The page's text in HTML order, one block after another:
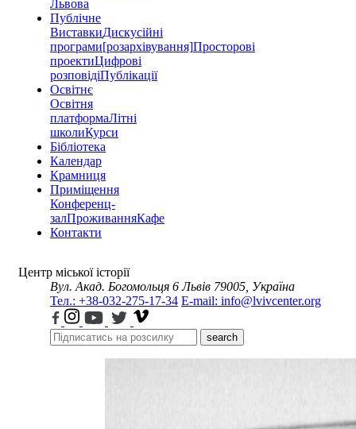
Львова
Публічне
ВиставкиДискусійні
програми[розархівування]Просторові
проектиЦифрові
розповідіПублікації
Освітнє
Освітня
платформаЛітні
школиКурси
Бібліотека
Календар
Крамниця
Приміщення
Конференц-
залПроживанняКафе
Контакти
Центр міської історії
Вул. Акад. Богомольця 6 Львів 79005, Україна
Тел.: +38-032-275-17-34 E-mail: info@lvivcenter.org
search